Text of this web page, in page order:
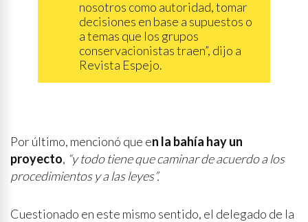
nosotros como autoridad, tomar
decisiones en base a supuestos o
a temas que los grupos
conservacionistas traen”, dijo a
Revista Espejo.
Por último, mencionó que en la bahía hay un
proyecto, “y todo tiene que caminar de acuerdo a los
procedimientos y a las leyes”.
Cuestionado en este mismo sentido, el delegado de la